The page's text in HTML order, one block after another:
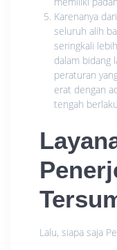
Karenanya
seluruh alih
seringkali
dalam bidang
peraturan
erat dengan
tengah
Lalu, siapa saja